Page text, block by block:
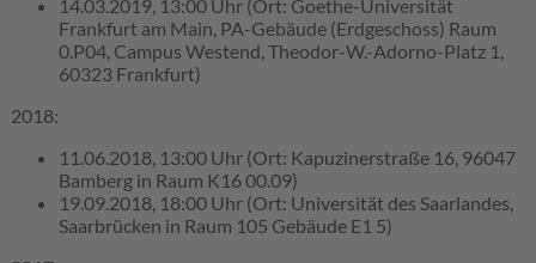
14.03.2019, 13:00 Uhr (Ort: Goethe-Universität
Frankfurt am Main, PA-Gebäude (Erdgeschoss) Raum
0.P04, Campus Westend, Theodor-W.-Adorno-Platz 1,
60323 Frankfurt)
2018:
11.06.2018, 13:00 Uhr (Ort: Kapuzinerstraße 16, 96047
Bamberg in Raum K16 00.09)
19.09.2018, 18:00 Uhr (Ort: Universität des Saarlandes,
Saarbrücken in Raum 105 Gebäude E1 5)